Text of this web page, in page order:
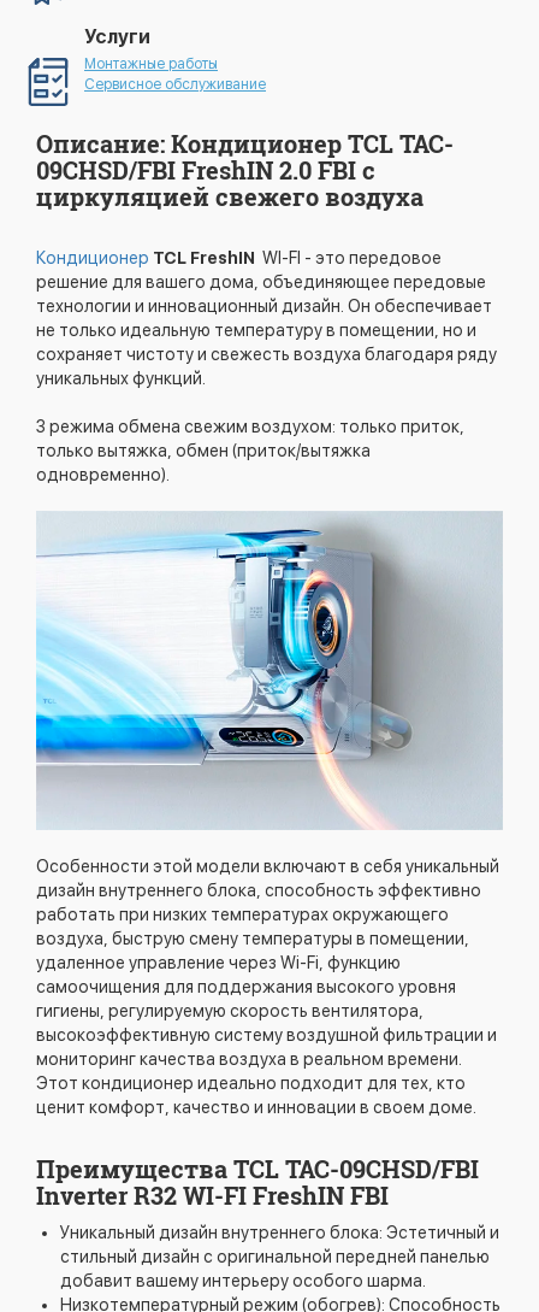
Услуги
Монтажные работы
Сервисное обслуживание
Описание: Кондиционер TCL TAC-
09CHSD/FBI FreshIN 2.0 FBI с
циркуляцией свежего воздуха
Кондиционер TCL FreshIN WI-FI - это передовое
решение для вашего дома, объединяющее передовые
технологии и инновационный дизайн. Он обеспечивает
не только идеальную температуру в помещении, но и
сохраняет чистоту и свежесть воздуха благодаря ряду
уникальных функций.
3 режима обмена свежим воздухом: только приток,
только вытяжка, обмен (приток/вытяжка
одновременно).
Особенности этой модели включают в себя уникальный
дизайн внутреннего блока, способность эффективно
работать при низких температурах окружающего
воздуха, быструю смену температуры в помещении,
удаленное управление через Wi-Fi, функцию
самоочищения для поддержания высокого уровня
гигиены, регулируемую скорость вентилятора,
высокоэффективную систему воздушной фильтрации и
мониторинг качества воздуха в реальном времени.
Этот кондиционер идеально подходит для тех, кто
ценит комфорт, качество и инновации в своем доме.
Преимущества TCL TAC-09CHSD/FBI
Inverter R32 WI-FI FreshIN FBI
Уникальный дизайн внутреннего блока: Эстетичный и
стильный дизайн с оригинальной передней панелью
добавит вашему интерьеру особого шарма.
Низкотемпературный режим (обогрев): Способность